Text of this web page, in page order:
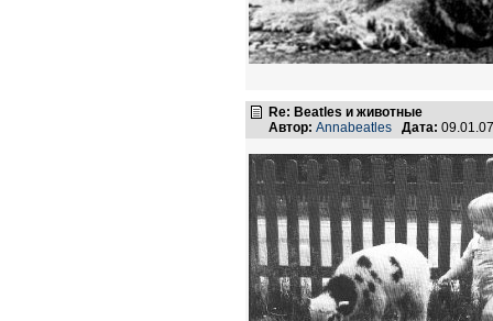
Re: Beatles и животные
Автор: Annabeatles Дата: